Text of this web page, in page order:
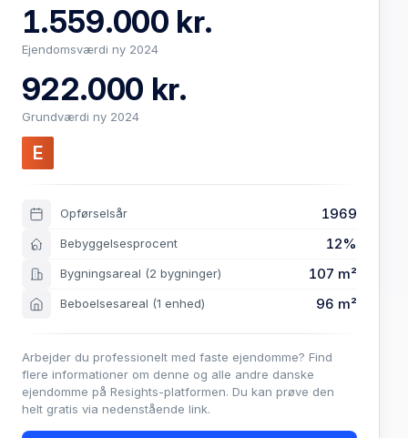
1.559.000 kr.
Ejendomsværdi ny 2024
922.000 kr.
Grundværdi ny 2024
E
Opførselsår 1969
Bebyggelsesprocent 12%
Bygningsareal (2 bygninger) 107 m²
Beboelsesareal (1 enhed) 96 m²
Arbejder du professionelt med faste ejendomme? Find
flere informationer om denne og alle andre danske
ejendomme på Resights-platformen. Du kan prøve den
helt gratis via nedenstående link.